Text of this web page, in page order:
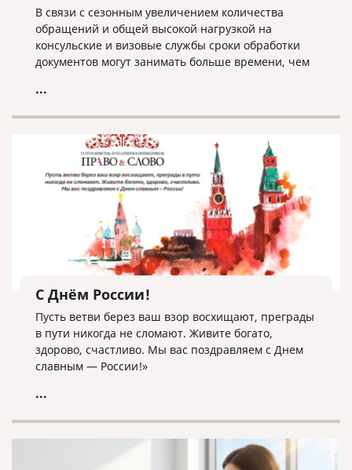
В связи с сезонным увеличением количества
обращений и общей высокой нагрузкой на
консульские и визовые службы сроки обработки
документов могут занимать больше времени, чем
...
С Днём России!
Пусть ветви берез ваш взор восхищают, преграды
в пути никогда не сломают. Живите богато,
здорово, счастливо. Мы вас поздравляем с Днем
славным — России!»
...